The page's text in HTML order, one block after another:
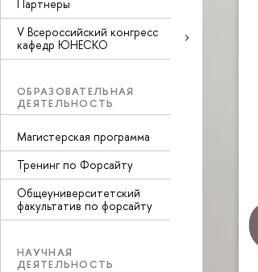
Партнёры
V Всероссийский конгресс
кафедр ЮНЕСКО
ОБРАЗОВАТЕЛЬНАЯ
ДЕЯТЕЛЬНОСТЬ
Магистерская программа
Тренинг по Форсайту
Общеуниверситетский
факультатив по форсайту
НАУЧНАЯ
ДЕЯТЕЛЬНОСТЬ